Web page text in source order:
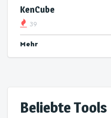
KenCube
39
Mehr
Beliebte Tools